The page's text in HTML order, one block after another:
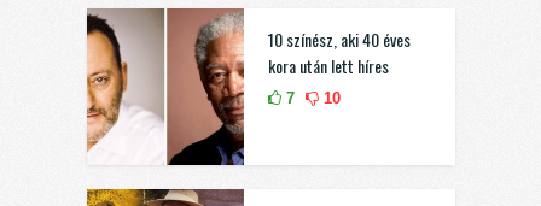
10 színész, aki 40 éves
kora után lett híres
7 10